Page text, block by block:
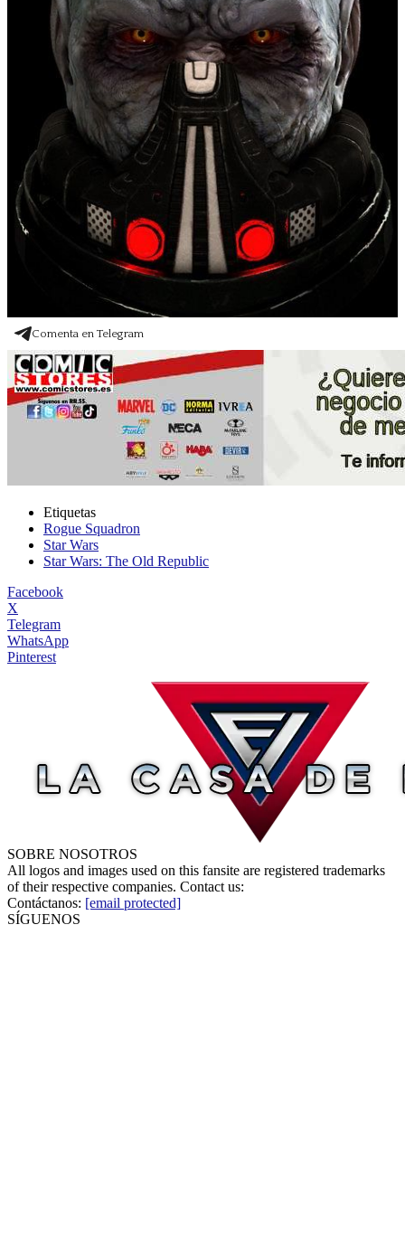
Comenta en Telegram
Etiquetas
Rogue Squadron
Star Wars
Star Wars: The Old Republic
Facebook
X
Telegram
WhatsApp
Pinterest
SOBRE NOSOTROS
All logos and images used on this fansite are registered trademarks
of their respective companies. Contact us:
Contáctanos: [email protected]
SÍGUENOS